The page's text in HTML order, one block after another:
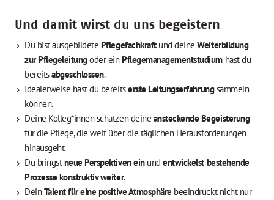
Und damit wirst du uns begeistern
Du bist ausgebildete Pflegefachkraft und deineWeiterbildung
zur Pflegeleitungoder ein Pflegemanagementstudium hast du
bereitsabgeschlossen.
Idealerweise hast du bereitserste Leitungserfahrungsammeln
können.
Deine Kolleg*innen schätzen deine ansteckende Begeisterung
für die Pflege, die weit über die täglichen Herausforderungen
hinausgeht.
Du bringstneue Perspektiven einundentwickelst bestehende
Prozesse konstruktiv weiter.
DeinTalent für eine positive Atmosphäre beeindruckt nicht nur